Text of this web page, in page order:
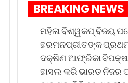
BREAKING NEWS
ମହିଳା ବିଶ୍ୱକପ୍ ବିଜୟ
ହରମନପ୍ରୀତଙ୍କ
ଦକ୍ଷିଣ ଆଫ୍ରିକା
ହାସଲ କରି ଭାରତ ନିଜର